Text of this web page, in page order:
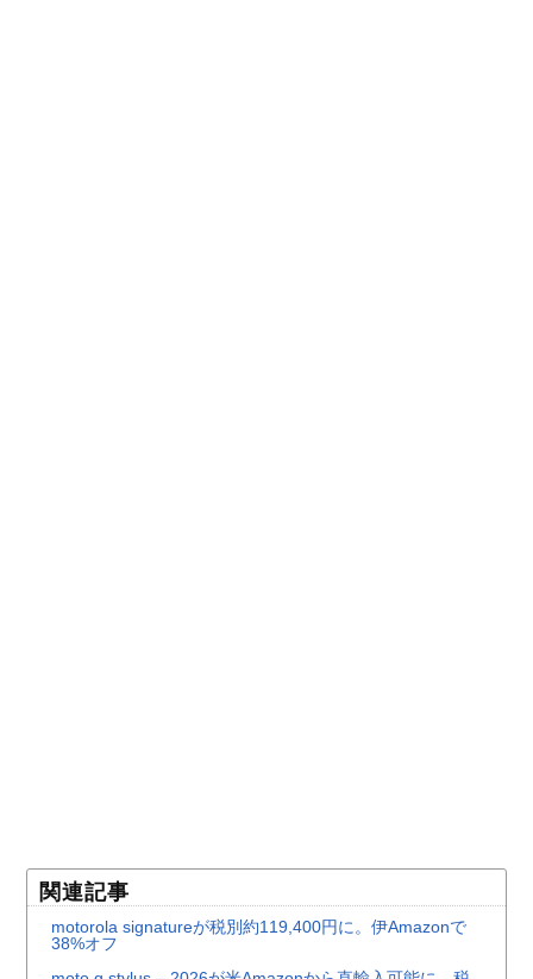
関連記事
motorola signatureが税別約119,400円に。伊Amazonで
38%オフ